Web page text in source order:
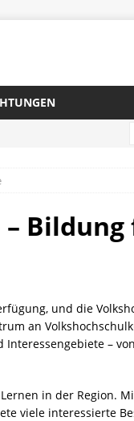
und die
an
–
in der Region.
viele interessierte